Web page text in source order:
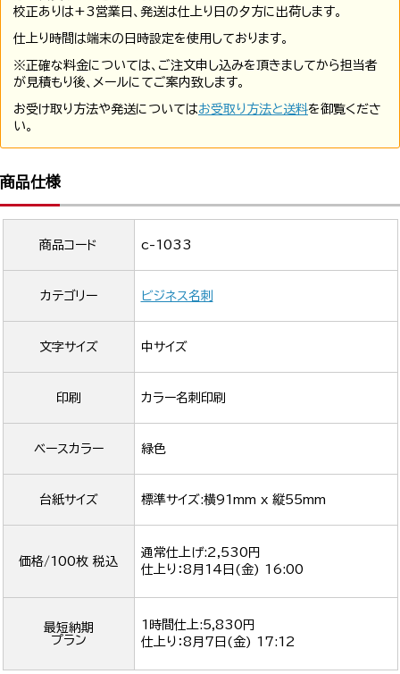
校正ありは+3営業日、発送は仕上り日の夕方に出荷します。
仕上り時間は端末の日時設定を使用しております。
※正確な料金については、ご注文申し込みを頂きましてから担当者
が見積もり後、メールにてご案内致します。
お受け取り方法や発送についてはお受取り方法と送料を御覧くださ
い。
商品仕様
商品コード c-1033
カテゴリー ビジネス名刺
文字サイズ 中サイズ
印刷 カラー名刺印刷
ベースカラー 緑色
台紙サイズ 標準サイズ:横91mm x 縦55mm
価格/100枚 税込
通常仕上げ:2,530円
仕上り：8月14日(金) 16:00
最短納期
プラン
1時間仕上:5,830円
仕上り：8月7日(金) 17:12